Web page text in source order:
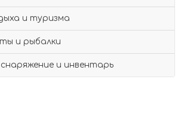
и туризма
и рыбалки
снаряжение и инвентарь